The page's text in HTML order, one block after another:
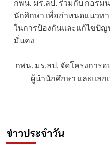
navigation
กพน. มร.ลป. ร่วมกับ กอรม
นักศึกษา เพื่อกำหนดแนวท
ในการป้องกันและแก้ไขปั
มั่นคง
กพน. มร.ลป. จัดโครงการ
ผู้นำนักศึกษา และแลก
ข่าวประจำวัน